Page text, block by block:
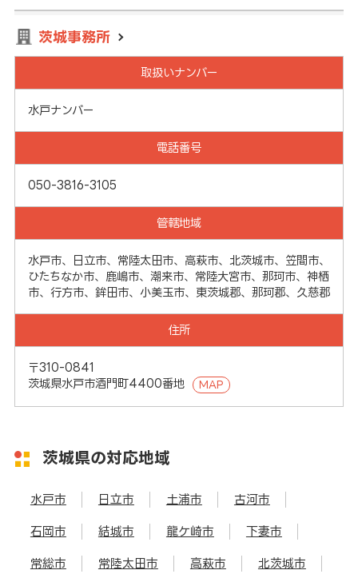
茨城事務所
取扱いナンバー
水戸ナンバー
電話番号
050-3816-3105
管轄地域
水戸市、日立市、常陸太田市、高萩市、北茨城市、笠間市、
ひたちなか市、鹿嶋市、潮来市、常陸大宮市、那珂市、神栖
市、行方市、鉾田市、小美玉市、東茨城郡、那珂郡、久慈郡
住所
〒310-0841
茨城県水戸市酒門町4400番地
MAP
茨城県の対応地域
水戸市 日立市 土浦市 古河市
石岡市 結城市 龍ケ崎市 下妻市
常総市 常陸太田市 高萩市 北茨城市